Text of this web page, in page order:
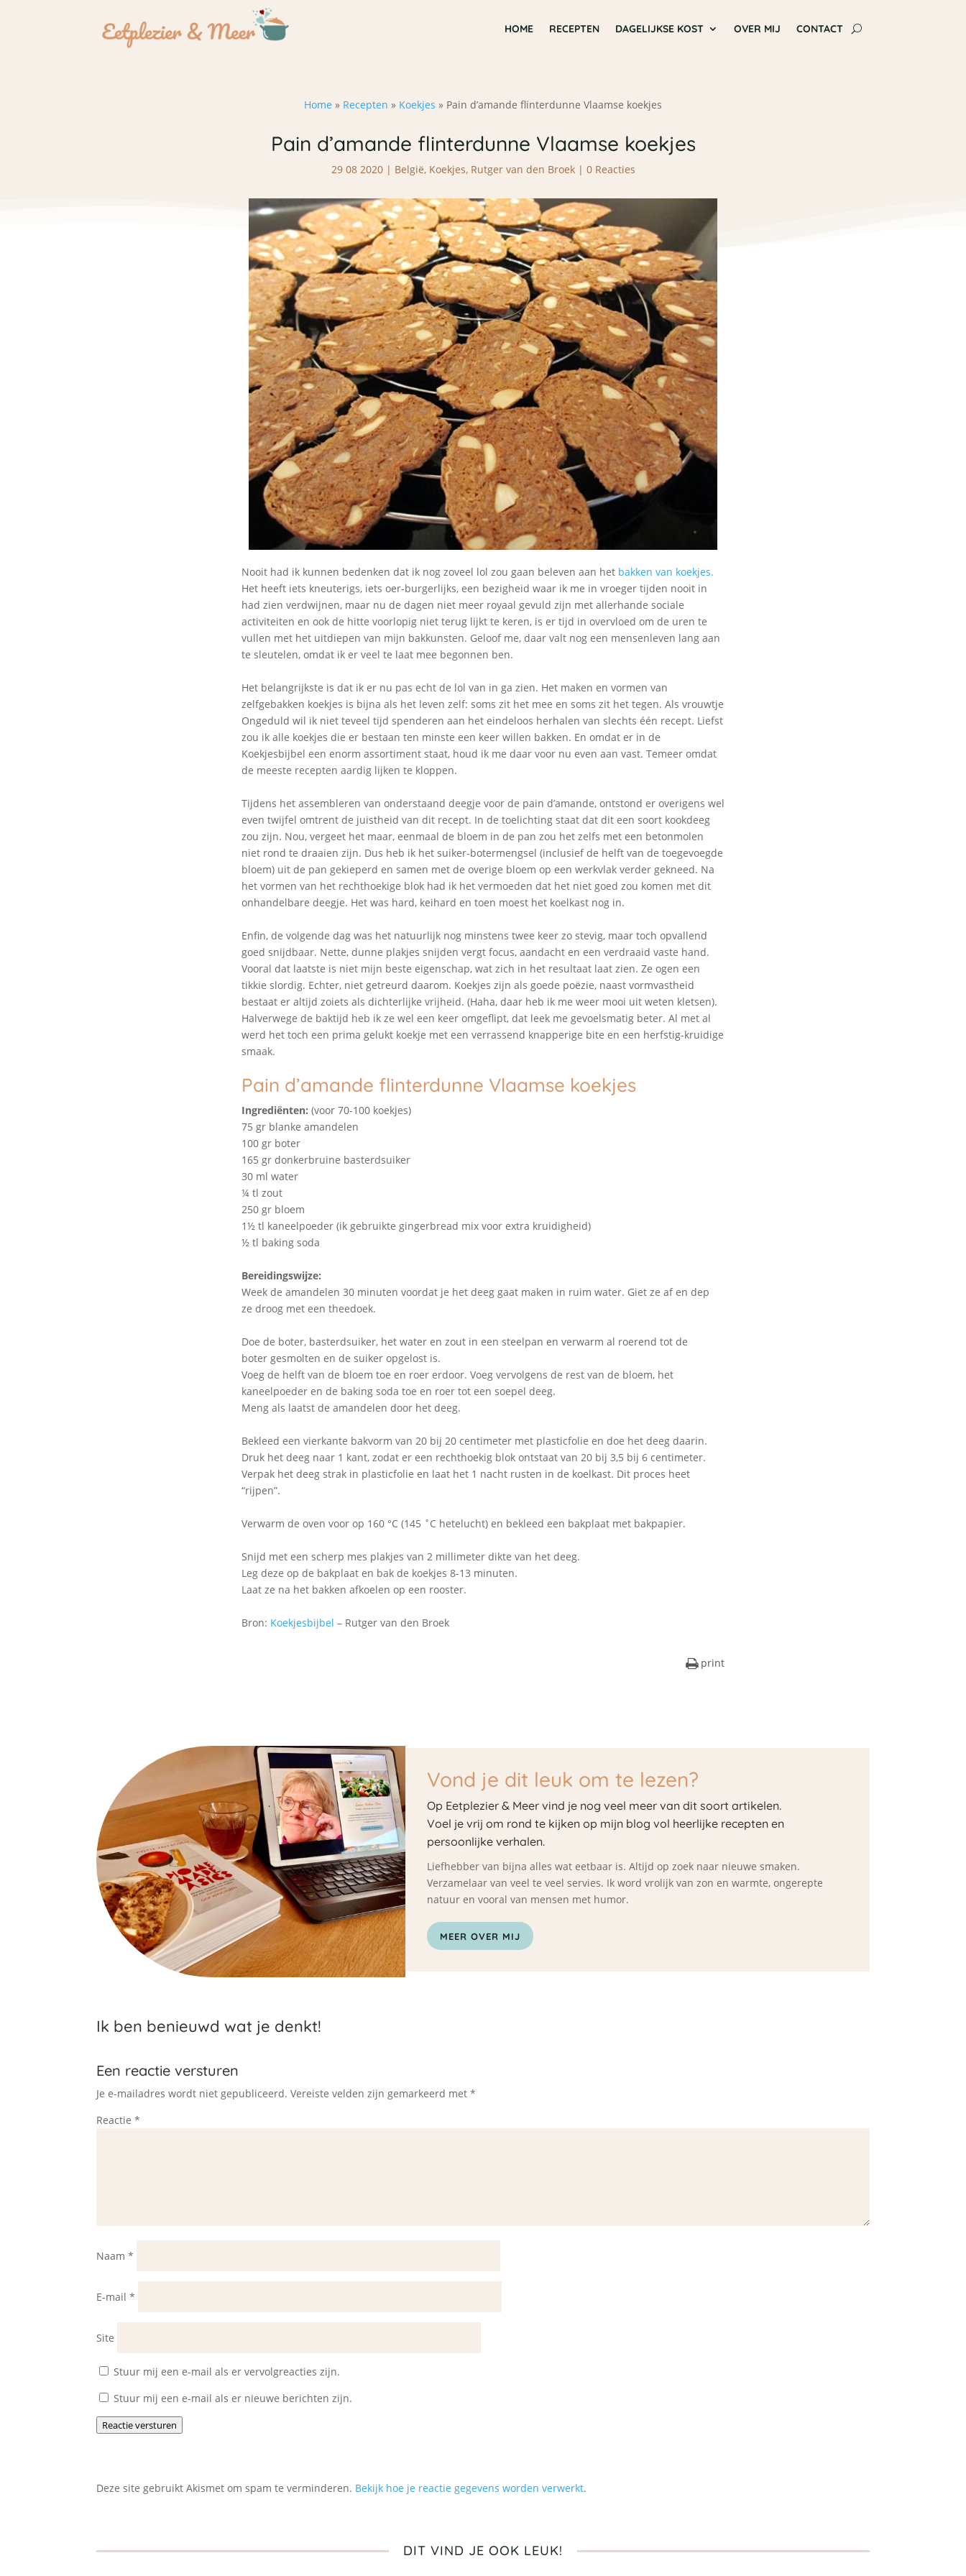
HOME RECEPTEN DAGELIJKSE KOST OVER MIJ CONTACT
Home » Recepten » Koekjes » Pain d’amande flinterdunne Vlaamse koekjes
Pain d’amande flinterdunne Vlaamse koekjes
29 08 2020| België, Koekjes, Rutger van den Broek| 0 Reacties
Nooit had ik kunnen bedenken dat ik nog zoveel lol zou gaan beleven aan het bakken van koekjes.
Het heeft iets kneuterigs, iets oer-burgerlijks, een bezigheid waar ik me in vroeger tijden nooit in
had zien verdwijnen, maar nu de dagen niet meer royaal gevuld zijn met allerhande sociale
activiteiten en ook de hitte voorlopig niet terug lijkt te keren, is er tijd in overvloed om de uren te
vullen met het uitdiepen van mijn bakkunsten. Geloof me, daar valt nog een mensenleven lang aan
te sleutelen, omdat ik er veel te laat mee begonnen ben.
Het belangrijkste is dat ik er nu pas echt de lol van in ga zien. Het maken en vormen van
zelfgebakken koekjes is bijna als het leven zelf: soms zit het mee en soms zit het tegen. Als vrouwtje
Ongeduld wil ik niet teveel tijd spenderen aan het eindeloos herhalen van slechts één recept. Liefst
zou ik alle koekjes die er bestaan ten minste een keer willen bakken. En omdat er in de
Koekjesbijbel een enorm assortiment staat, houd ik me daar voor nu even aan vast. Temeer omdat
de meeste recepten aardig lijken te kloppen.
Tijdens het assembleren van onderstaand deegje voor de pain d’amande, ontstond er overigens wel
even twijfel omtrent de juistheid van dit recept. In de toelichting staat dat dit een soort kookdeeg
zou zijn. Nou, vergeet het maar, eenmaal de bloem in de pan zou het zelfs met een betonmolen
niet rond te draaien zijn. Dus heb ik het suiker-botermengsel (inclusief de helft van de toegevoegde
bloem) uit de pan gekieperd en samen met de overige bloem op een werkvlak verder gekneed. Na
het vormen van het rechthoekige blok had ik het vermoeden dat het niet goed zou komen met dit
onhandelbare deegje. Het was hard, keihard en toen moest het koelkast nog in.
Enfin, de volgende dag was het natuurlijk nog minstens twee keer zo stevig, maar toch opvallend
goed snijdbaar. Nette, dunne plakjes snijden vergt focus, aandacht en een verdraaid vaste hand.
Vooral dat laatste is niet mijn beste eigenschap, wat zich in het resultaat laat zien. Ze ogen een
tikkie slordig. Echter, niet getreurd daarom. Koekjes zijn als goede poëzie, naast vormvastheid
bestaat er altijd zoiets als dichterlijke vrijheid. (Haha, daar heb ik me weer mooi uit weten kletsen).
Halverwege de baktijd heb ik ze wel een keer omgeflipt, dat leek me gevoelsmatig beter. Al met al
werd het toch een prima gelukt koekje met een verrassend knapperige bite en een herfstig-kruidige
smaak.
Pain d’amande flinterdunne Vlaamse koekjes
Ingrediënten: (voor 70-100 koekjes)
75 gr blanke amandelen
100 gr boter
165 gr donkerbruine basterdsuiker
30 ml water
¼ tl zout
250 gr bloem
1½ tl kaneelpoeder (ik gebruikte gingerbread mix voor extra kruidigheid)
½ tl baking soda
Bereidingswijze:
Week de amandelen 30 minuten voordat je het deeg gaat maken in ruim water. Giet ze af en dep
ze droog met een theedoek.
Doe de boter, basterdsuiker, het water en zout in een steelpan en verwarm al roerend tot de
boter gesmolten en de suiker opgelost is.
Voeg de helft van de bloem toe en roer erdoor. Voeg vervolgens de rest van de bloem, het
kaneelpoeder en de baking soda toe en roer tot een soepel deeg.
Meng als laatst de amandelen door het deeg.
Bekleed een vierkante bakvorm van 20 bij 20 centimeter met plasticfolie en doe het deeg daarin.
Druk het deeg naar 1 kant, zodat er een rechthoekig blok ontstaat van 20 bij 3,5 bij 6 centimeter.
Verpak het deeg strak in plasticfolie en laat het 1 nacht rusten in de koelkast. Dit proces heet
“rijpen”.
Verwarm de oven voor op 160 °C (145 ˚C hetelucht) en bekleed een bakplaat met bakpapier.
Snijd met een scherp mes plakjes van 2 millimeter dikte van het deeg.
Leg deze op de bakplaat en bak de koekjes 8-13 minuten.
Laat ze na het bakken afkoelen op een rooster.
Bron: Koekjesbijbel – Rutger van den Broek
print
Vond je dit leuk om te lezen?
Op Eetplezier & Meer vind je nog veel meer van dit soort artikelen.
Voel je vrij om rond te kijken op mijn blog vol heerlijke recepten en
persoonlijke verhalen.
Liefhebber van bijna alles wat eetbaar is. Altijd op zoek naar nieuwe smaken.
Verzamelaar van veel te veel servies. Ik word vrolijk van zon en warmte, ongerepte
natuur en vooral van mensen met humor.
MEER OVER MIJ
Ik ben benieuwd wat je denkt!
Een reactie versturen
Je e-mailadres wordt niet gepubliceerd. Vereiste velden zijn gemarkeerd met*
Reactie*
Naam*
E-mail*
Site
Stuur mij een e-mail als er vervolgreacties zijn.
Stuur mij een e-mail als er nieuwe berichten zijn.
Reactie versturen
Deze site gebruikt Akismet om spam te verminderen. Bekijk hoe je reactie gegevens worden verwerkt.
DIT VIND JE OOK LEUK!